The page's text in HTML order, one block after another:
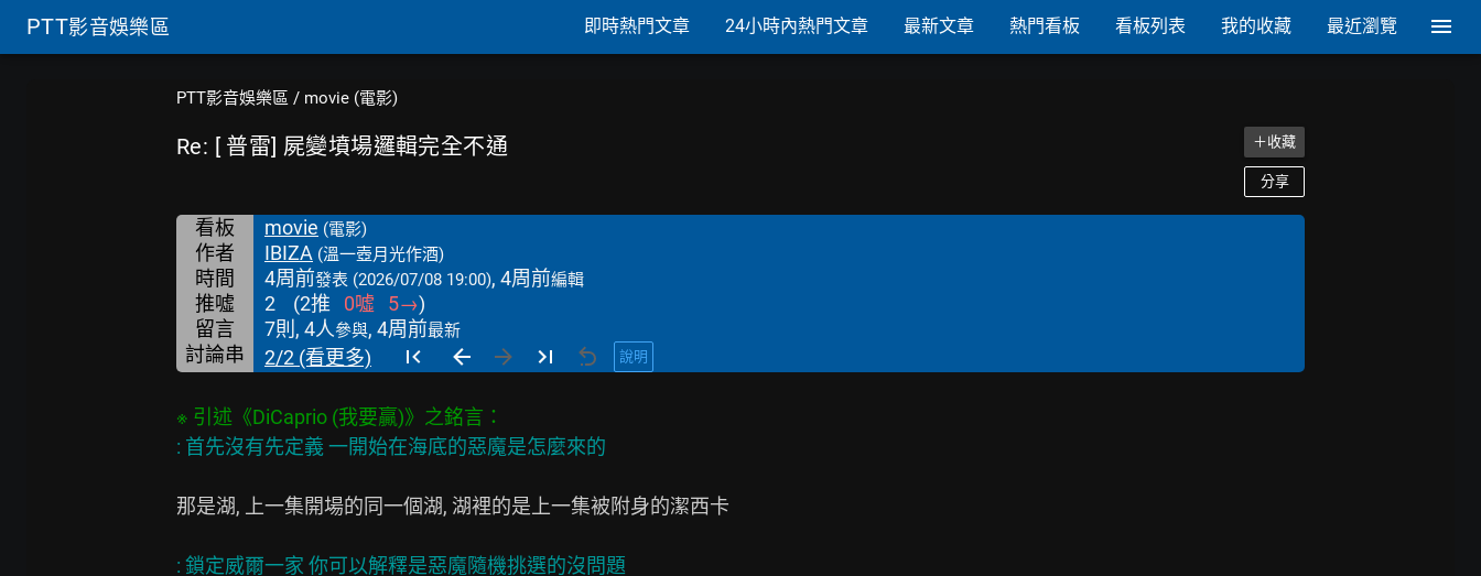
PTT影音娛樂區 即時熱門文章 24小時內熱門文章 最新文章 熱門看板 看板列表 我的收藏 最近瀏覽
PTT影音娛樂區 / movie (電影)
Re: [ 普雷] 屍變墳場邏輯完全不通 ＋收藏
分享
看板 movie (電影)
作者 IBIZA (溫一壺月光作酒)
時間 4周前發表 (2026/07/08 19:00), 4周前編輯
推噓 2 (2推 0噓 5→)
留言
7則, 4人參與, 4周前最新
討論串 2/2 (看更多) 說明
那是湖, 上一集開場的同一個湖, 湖裡的是上一集被附身的潔西卡